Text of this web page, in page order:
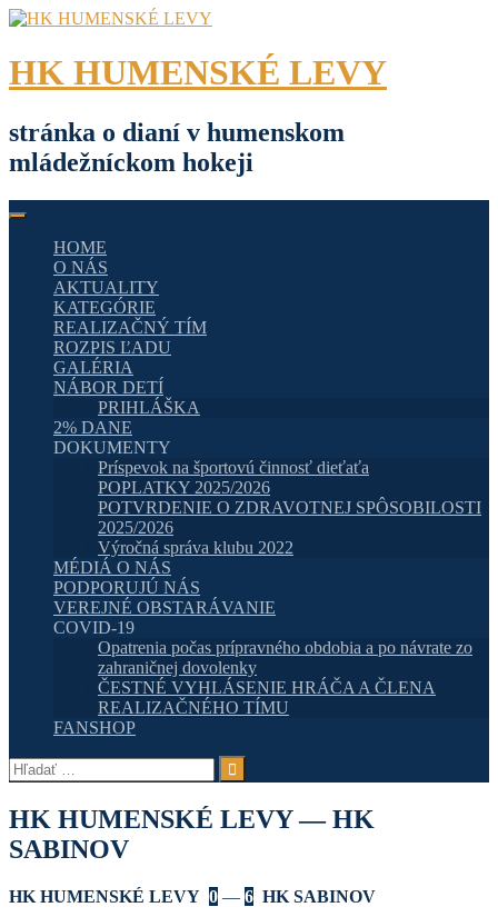
Skip
content
HK HUMENSKÉ LEVY
stránka o dianí v humenskom
mládežníckom hokeji
HOME
O NÁS
AKTUALITY
KATEGÓRIE
REALIZAČNÝ TÍM
ROZPIS ĽADU
GALÉRIA
NÁBOR DETÍ
PRIHLÁŠKA
2% DANE
DOKUMENTY
Príspevok na športovú činnosť dieťaťa
POPLATKY 2025/2026
POTVRDENIE O ZDRAVOTNEJ SPÔSOBILOSTI
2025/2026
Výročná správa klubu 2022
MÉDIÁ O NÁS
PODPORUJÚ NÁS
VEREJNÉ OBSTARÁVANIE
COVID-19
Opatrenia počas prípravného obdobia a po návrate zo
zahraničnej dovolenky
ČESTNÉ VYHLÁSENIE HRÁČA A ČLENA
REALIZAČNÉHO TÍMU
FANSHOP
Hľadať:
HK HUMENSKÉ LEVY — HK
SABINOV
HK HUMENSKÉ LEVY 0 — 6 HK SABINOV